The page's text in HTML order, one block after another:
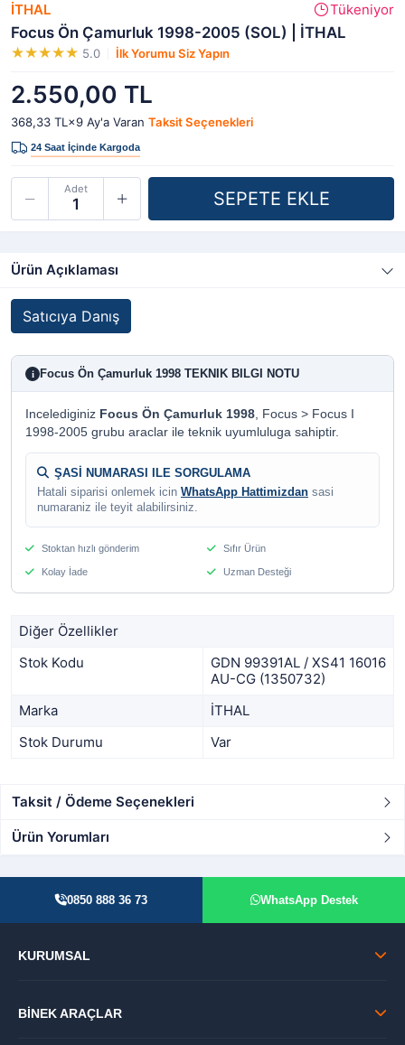
İTHAL Tükeniyor
Focus Ön Çamurluk 1998-2005 (SOL) | İTHAL
5.0 İlk Yorumu Siz Yapın
2.550,00 TL
368,33 TL×9 Ay'a Varan Taksit Seçenekleri
Adet
Ürün Açıklaması
Satıcıya Danış
i Focus Ön Çamurluk 1998 TEKNIK BILGI NOTU
Incelediginiz Focus Ön Çamurluk 1998, Focus > Focus I
1998-2005 grubu araclar ile teknik uyumluluga sahiptir.
ŞASİ NUMARASI ILE SORGULAMA
Hatali siparisi onlemek icin WhatsApp Hattimizdan sasi
numaraniz ile teyit alabilirsiniz.
Stoktan hızlı gönderim Sıfır Ürün
Kolay İade Uzman Desteği
Diğer Özellikler
Stok Kodu
GDN 99391AL / XS41 16016
AU-CG (1350732)
Marka
İTHAL
Stok Durumu
Var
Taksit / Ödeme Seçenekleri
Ürün Yorumları
0850 888 36 73 WhatsApp Destek
KURUMSAL
BİNEK ARAÇLAR